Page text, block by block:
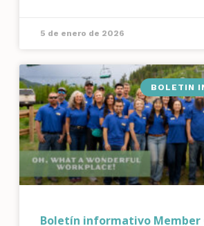
5 de enero de 2026
BOLETIN
Boletín informativo Member